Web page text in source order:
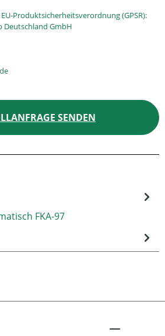
Produktsicherheitsverordnung (GPSR):
Deutschland GmbH
SENDEN
FKA-97